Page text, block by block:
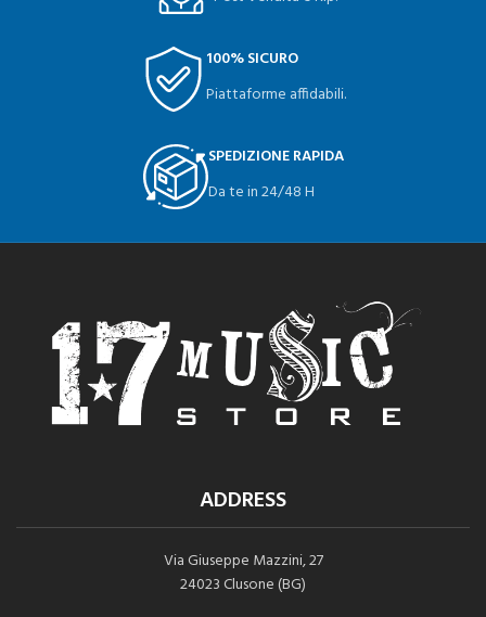
100% SICURO
Piattaforme affidabili.
SPEDIZIONE RAPIDA
Da te in 24/48 H
ADDRESS
Via Giuseppe Mazzini, 27
24023 Clusone (BG)